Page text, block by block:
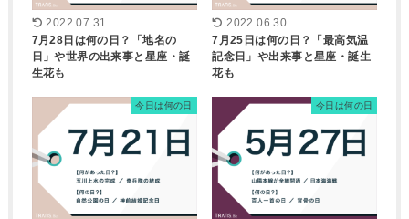
2022.07.31
7月28日は何の日？「地名の
日」や世界の出来事と星座・誕
生花も
2022.06.30
7月25日は何の日？「最高気温
記念日」や出来事と星座・誕生
花も
今日は何の日 今日は何の日